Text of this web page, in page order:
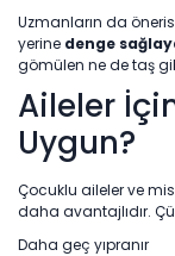
Uzmanların da
yerine denge
gömülen ne de taş
Aileler
Uygun?
Çocuklu aileler ve
daha avantajlıdır.
Daha geç yıpranır